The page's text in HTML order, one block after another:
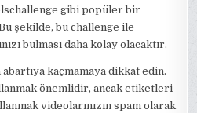
gibi popüler bir
şekilde, bu challenge ile
bulması daha kolay olacaktır.
kaçmamaya dikkat edin.
önemlidir, ancak etiketleri
videolarınızın spam olarak